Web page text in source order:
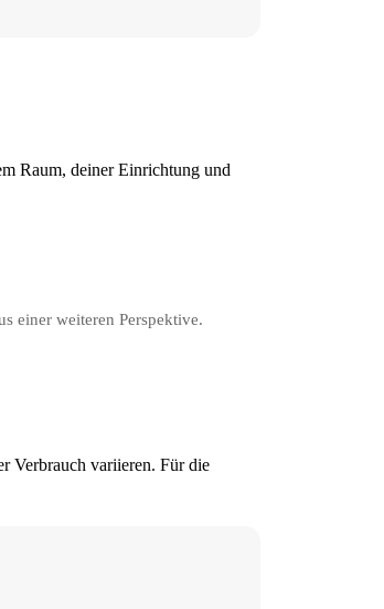
Raum, deiner Einrichtung und
einer weiteren Perspektive.
Verbrauch variieren. Für die